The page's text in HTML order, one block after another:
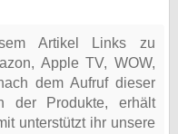
Artikel Links zu
Apple TV, WOW,
dem Aufruf dieser
der Produkte, erhält
unterstützt ihr unsere